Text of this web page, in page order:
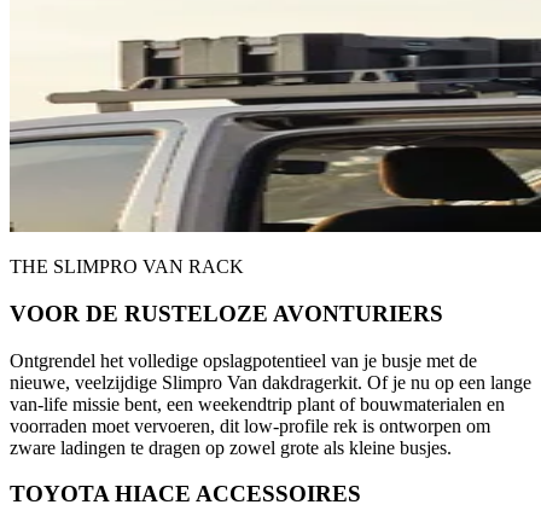
THE SLIMPRO VAN RACK
VOOR DE RUSTELOZE AVONTURIERS
Ontgrendel het volledige opslagpotentieel van je busje met de
nieuwe, veelzijdige Slimpro Van dakdragerkit. Of je nu op een lange
van-life missie bent, een weekendtrip plant of bouwmaterialen en
voorraden moet vervoeren, dit low-profile rek is ontworpen om
zware ladingen te dragen op zowel grote als kleine busjes.
TOYOTA HIACE ACCESSOIRES